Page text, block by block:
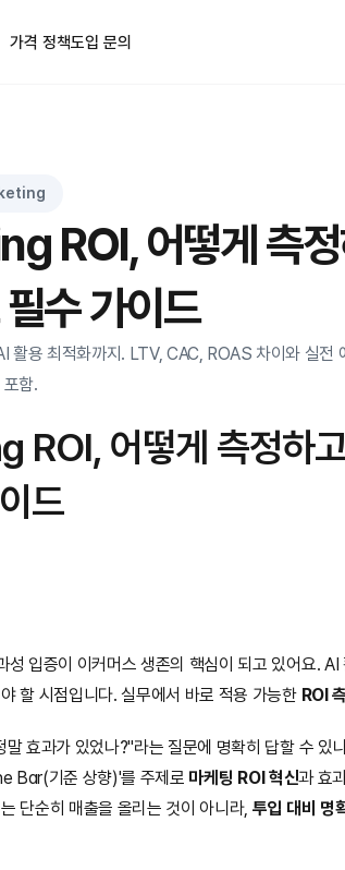
가격 정책도입 문의
ROI, 어떻게 측
수 가이드
활용 최적화까지. LTV, CAC, ROAS 차이와 실전
함.
ROI, 어떻게 측정하
드
성 입증이 이커머스 생존의 핵심이 되고 있어요.
할 시점입니다. 실무에서 바로 적용 가능한 ROI
말 효과가 있었나?"라는 질문에 명확히 답할 수 있
Bar(기준 상향)'를 주제로 마케팅 ROI 혁신과 효
단순히 매출을 올리는 것이 아니라, 투입 대비 명